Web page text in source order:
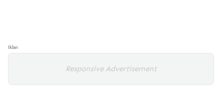
Iklan
Responsive Advertisement